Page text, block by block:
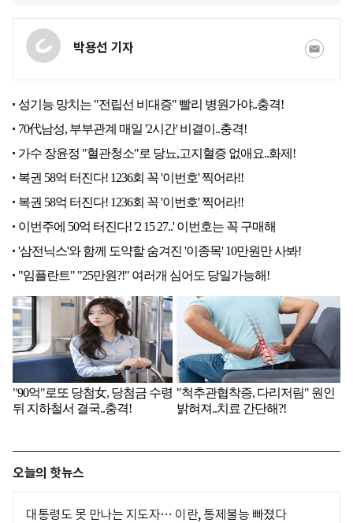
박용선 기자
오늘의 핫뉴스
대통령도 못 만나는 지도자… 이란, 통제불능 빠졌다